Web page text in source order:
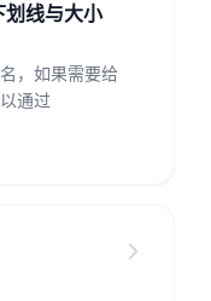
线与大小
，如果需要给
通过